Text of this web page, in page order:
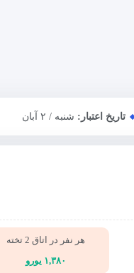
تاریخ اعتبار: شنبه / ۲ آبان
هر نفر در اتاق 2 تخته
۱,۳۸۰ یورو